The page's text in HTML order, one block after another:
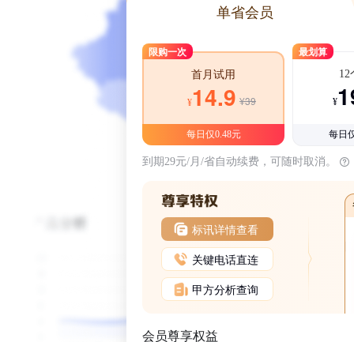
单省会员
限购一次
首月试用
¥14.9 ¥39
每日仅0.48元
最划算
12
¥
每日
到期29元/月/省自动续费，可随时取消。
标讯详情查看
关键电话直连
甲方分析查询
会员尊享权益